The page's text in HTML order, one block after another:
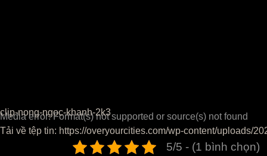
Media error: Format(s) not supported or source(s) not found
Tải về tệp tin: https://overyourcities.com/wp-content/uploads/
clip-nong-ngoc-khanh-2k3
5/5 - (1 bình chọn)